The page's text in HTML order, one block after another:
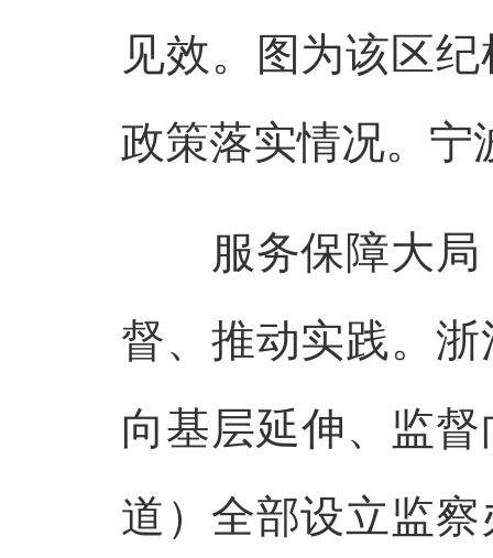
见效。图为该区
政策落实情况。宁
服务保障大局
督、推动实践。
向基层延伸、监
道）全部设立监